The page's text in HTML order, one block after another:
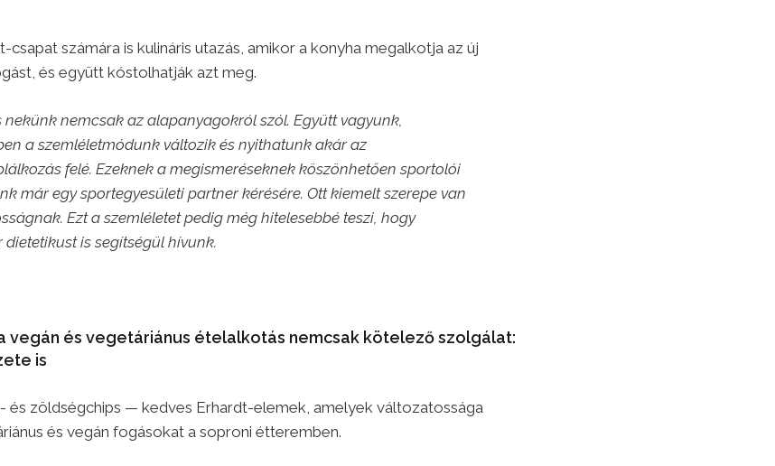
csapat számára is kulináris utazás, amikor a konyha megalkotja az új
és együtt kóstolhatják azt meg.
nemcsak az alapanyagokról szól. Együtt vagyunk,
a szemléletmódunk változik és nyithatunk akár az
felé. Ezeknek a megismeréseknek köszönhetően sportolói
már egy sportegyesületi partner kérésére. Ott kiemelt szerepe van
Ezt a szemléletet pedig még hitelesebbé teszi, hogy
is segítségül hívunk.
vegán és vegetáriánus ételalkotás nemcsak kötelező szolgálat:
is
és zöldségchips — kedves Erhardt-elemek, amelyek változatossága
és vegán fogásokat a soproni étteremben.